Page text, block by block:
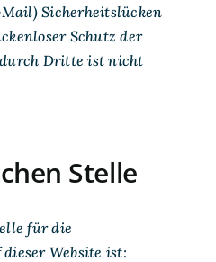
Sicherheitslücken
Schutz der
Dritte ist nicht
Stelle
für die
Website ist: